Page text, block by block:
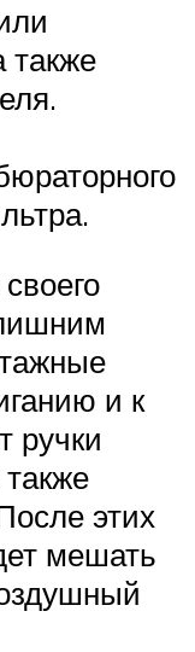
также
и к
ручки
этих
мешать